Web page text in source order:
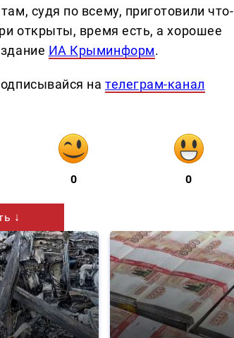
судя по всему, приготовили что-
открыты, время есть, а хорошее
ИА Крыминформ.
нателеграм-канал
0 0
↓